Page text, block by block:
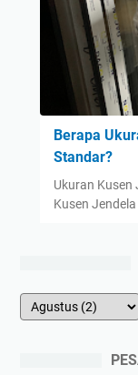
Berapa
Standar?
Ukuran Kusen
Kusen